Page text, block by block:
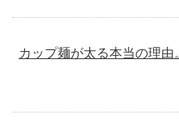
カップ麺が太る本当の理